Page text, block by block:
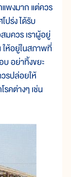
งมาก แต่ควร
ปร่ง ได้รับ
มควร เราผู้อยู่
ให้อยู่ในสภาพที่
บ อย่าทิ้งขยะ
รปล่อยให้
คต่างๆ เช่น